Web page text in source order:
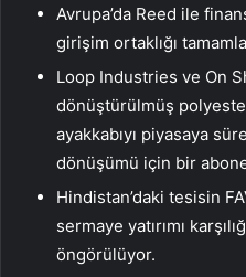
Avrupa’da Reed ile
girişim ortaklığı
Loop Industries ve On
dönüştürülmüş
ayakkabıyı piyasaya
dönüşümü için bir
Hindistan’daki tesisin
sermaye yatırımı
öngörülüyor.